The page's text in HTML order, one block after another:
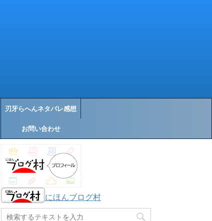
刃牙らへんネタバレ感想
お問い合わせ
にほんブログ村